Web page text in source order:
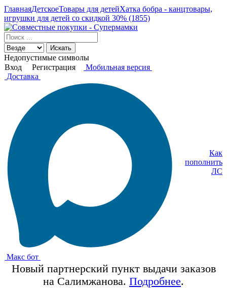
ГлавнаяДетскоеТовары для детейХатка бобра - канцтовары,
игрушки для детей со скидкой 30% (1855)
Искать
Недопустимые символы
Вход
Регистрация
Мобильная версия
Доставка
Макс бот
Как
пополнить
ЛС
Новый партнерский пункт выдачи заказов
на Салимжанова. Подробнее.